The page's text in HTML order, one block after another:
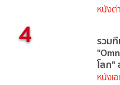
หนังต่
4 รวม
โลก
หนังเอ